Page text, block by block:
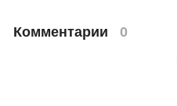
Комментарии 0